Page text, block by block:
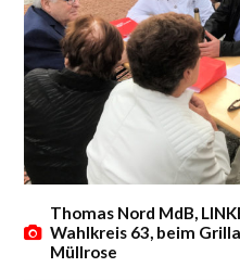
Thomas Nord MdB,
Wahlkreis 63, beim
Müllrose